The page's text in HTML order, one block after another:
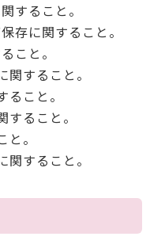
すること。
存に関すること。
こと。
すること。
こと。
ること。
。
すること。